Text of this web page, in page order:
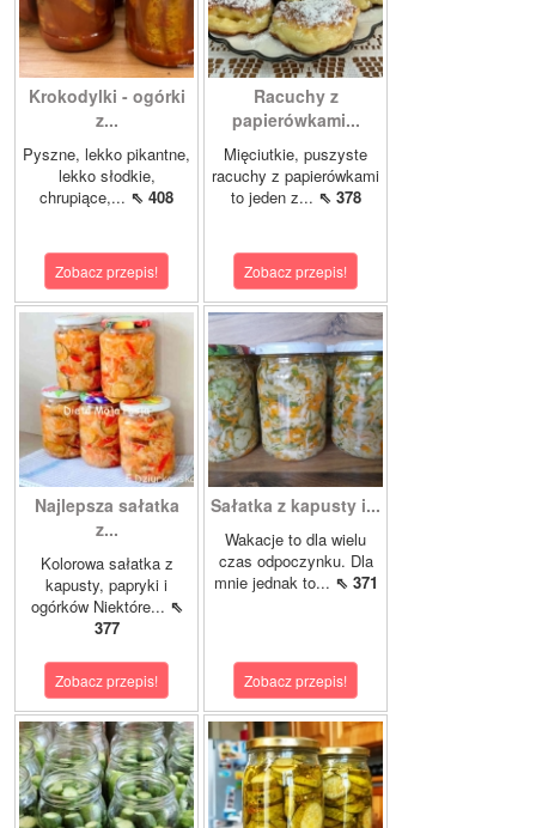
Krokodylki - ogórki
z...
Pyszne, lekko pikantne,
lekko słodkie,
chrupiące,... ⇖ 408
Zobacz przepis!
Racuchy z
papierówkami...
Mięciutkie, puszyste
racuchy z papierówkami
to jeden z... ⇖ 378
Zobacz przepis!
Najlepsza sałatka
z...
Kolorowa sałatka z
kapusty, papryki i
ogórków Niektóre... ⇖
377
Zobacz przepis!
Sałatka z kapusty i...
Wakacje to dla wielu
czas odpoczynku. Dla
mnie jednak to... ⇖ 371
Zobacz przepis!